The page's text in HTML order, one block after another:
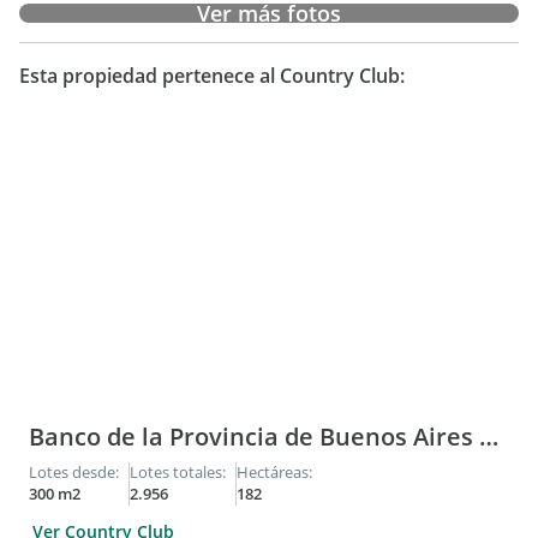
otra que comparte con el Country San Diego. El country tiene
Ver más fotos
Esta propiedad pertenece al Country Club:
Banco de la Provincia de Buenos Aires Country Club
Lotes desde:
300 m2
Lotes totales:
2.956
Hectáreas:
182
Ver Country Club